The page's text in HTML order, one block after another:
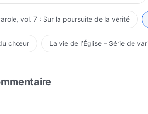
vol. 7 : Sur la poursuite de la vérité
chœur La vie de l’Église – Série de